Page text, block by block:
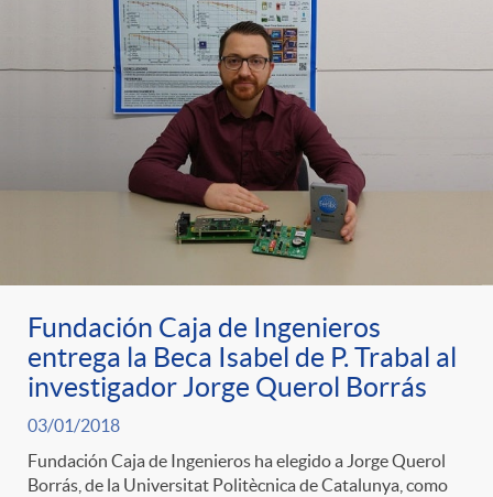
Fundación Caja de Ingenieros
entrega la Beca Isabel de P. Trabal al
investigador Jorge Querol Borrás
03/01/2018
Fundación Caja de Ingenieros ha elegido a Jorge Querol
Borrás, de la Universitat Politècnica de Catalunya, como